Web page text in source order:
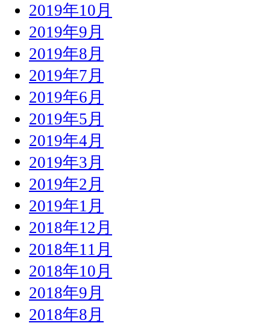
2019年10月
2019年9月
2019年8月
2019年7月
2019年6月
2019年5月
2019年4月
2019年3月
2019年2月
2019年1月
2018年12月
2018年11月
2018年10月
2018年9月
2018年8月